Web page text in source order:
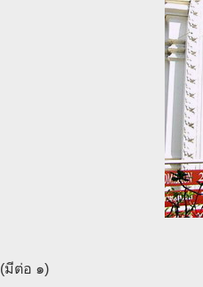
(มีต่อ ๑)